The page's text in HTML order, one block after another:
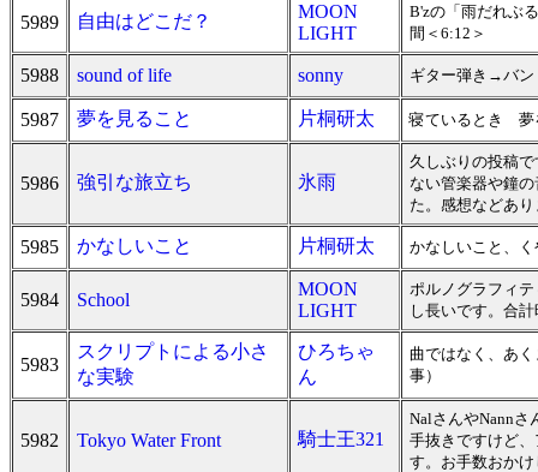
5989 自由はどこだ？
MOON
LIGHT
B'zの「雨だれぶ
間＜6:12＞
5988 sound of life sonny ギター弾き→バン
5987 夢を見ること 片桐研太 寝ているとき 夢
5986 強引な旅立ち 氷雨
久しぶりの投稿
ない管楽器や鐘
た。感想などあ
5985 かなしいこと 片桐研太 かなしいこと、
5984 School
MOON
LIGHT
ポルノグラフィ
し長いです。合
5983
スクリプトによる小さ
な実験
ひろちゃ
ん
曲ではなく、あ
事）
5982 Tokyo Water Front 騎士王321
NalさんやNannさ
手抜きですけど
す。お手数おか